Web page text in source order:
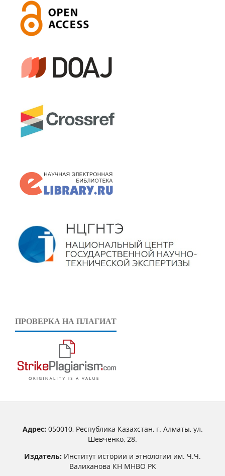
ПРОВЕРКА НА ПЛАГИАТ
Адрес:050010, Республика Казахстан, г. Алматы, ул.
Шевченко, 28.
Издатель: Институт истории и этнологии им. Ч.Ч.
Валиханова КН МНВО РК